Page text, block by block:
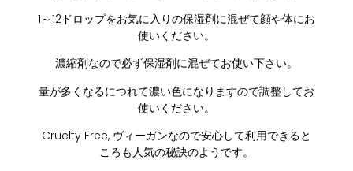
1～12ドロップをお気に入りの保湿剤に混ぜて顔や体にお
使いください。
濃縮剤なので必ず保湿剤に混ぜてお使い下さい。
量が多くなるにつれて濃い色になりますので調整してお
使いください。
Cruelty Free, ヴィーガンなので安心して利用できると
ころも人気の秘訣のようです。